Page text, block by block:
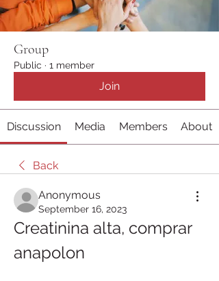
Group
Public · 1 member
Join
Discussion Media Members About
Back
Anonymous
September 16, 2023
Creatinina alta, comprar
anapolon